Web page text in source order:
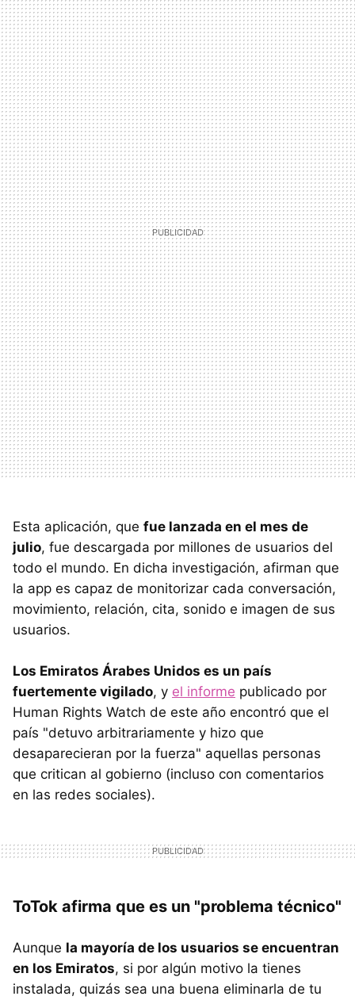
Esta aplicación, que fue lanzada en el mes de
julio, fue descargada por millones de usuarios del
todo el mundo. En dicha investigación, afirman que
la app es capaz de monitorizar cada conversación,
movimiento, relación, cita, sonido e imagen de sus
usuarios.
Los Emiratos Árabes Unidos es un país
fuertemente vigilado, y el informe publicado por
Human Rights Watch de este año encontró que el
país "detuvo arbitrariamente y hizo que
desaparecieran por la fuerza" aquellas personas
que critican al gobierno (incluso con comentarios
en las redes sociales).
ToTok afirma que es un "problema técnico"
Aunque la mayoría de los usuarios se encuentran
en los Emiratos, si por algún motivo la tienes
instalada, quizás sea una buena eliminarla de tu